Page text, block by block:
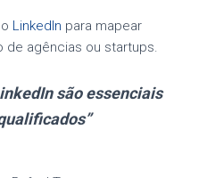
LinkedIn para mapear
agências ou startups.
são essenciais